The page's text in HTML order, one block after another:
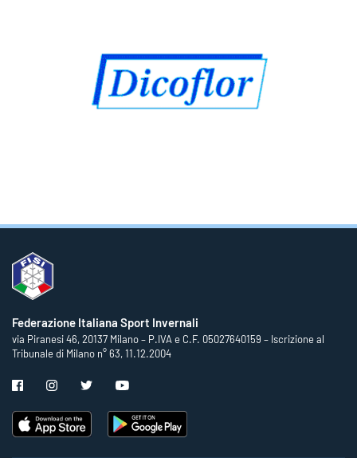
Federazione Italiana Sport Invernali
via Piranesi 46, 20137 Milano – P.IVA e C.F. 05027640159 – Iscrizione al
Tribunale di Milano n° 63, 11.12.2004